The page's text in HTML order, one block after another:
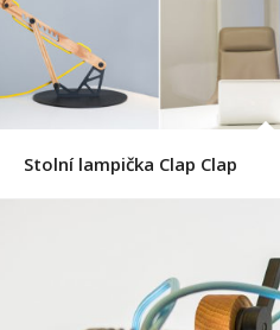
Stolní lampička Clap Clap